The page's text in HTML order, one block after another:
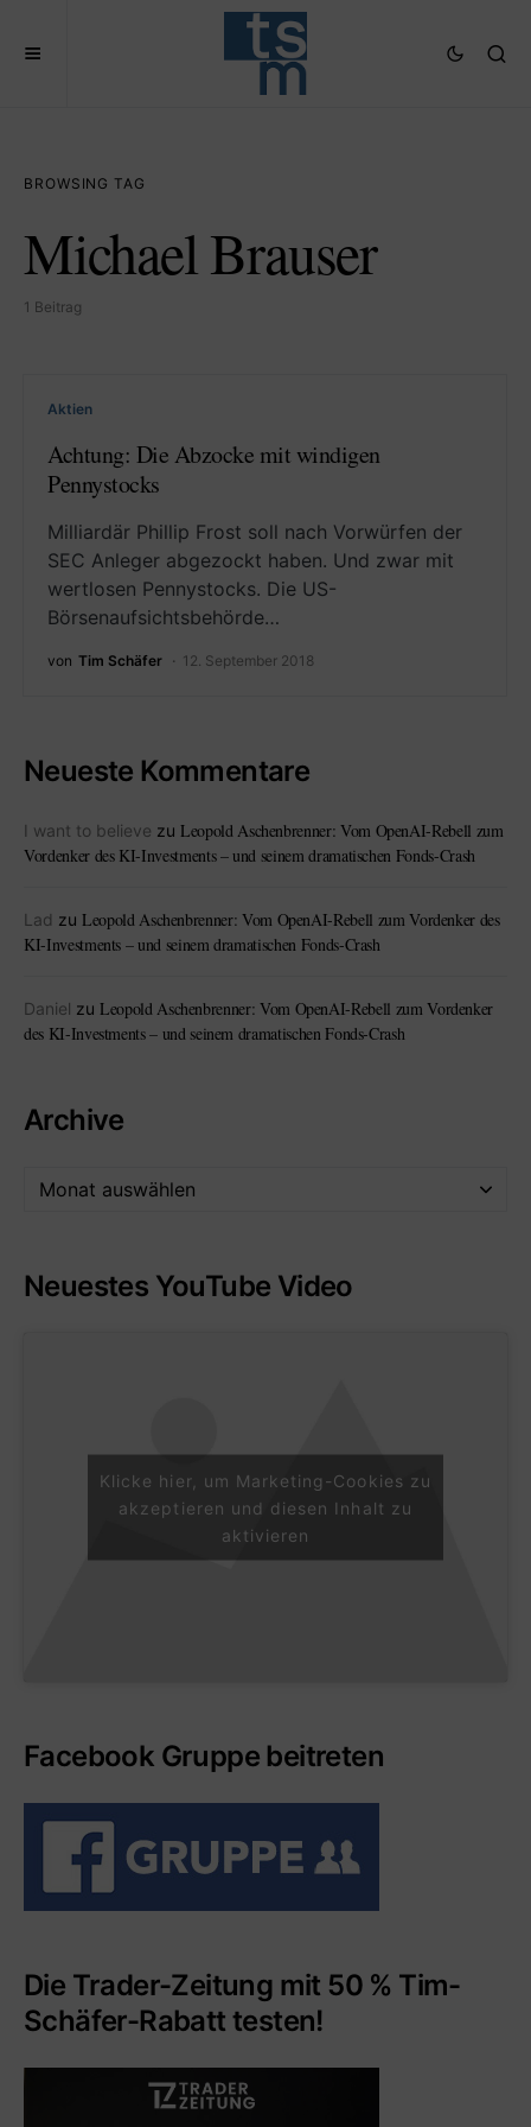
BROWSING TAG
Michael Brauser
1 Beitrag
Aktien
Achtung: Die Abzocke mit windigen
Pennystocks
Milliardär Phillip Frost soll nach Vorwürfen der
SEC Anleger abgezockt haben. Und zwar mit
wertlosen Pennystocks. Die US-
Börsenaufsichtsbehörde…
von Tim Schäfer 12. September 2018
Neueste Kommentare
I want to believe zu Leopold Aschenbrenner: Vom OpenAI-Rebell zum
Vordenker des KI-Investments – und seinem dramatischen Fonds-Crash
Lad zu Leopold Aschenbrenner: Vom OpenAI-Rebell zum Vordenker des
KI-Investments – und seinem dramatischen Fonds-Crash
Daniel zu Leopold Aschenbrenner: Vom OpenAI-Rebell zum Vordenker
des KI-Investments – und seinem dramatischen Fonds-Crash
Archive
Neuestes YouTube Video
Klicke hier, um Marketing-Cookies zu
akzeptieren und diesen Inhalt zu
aktivieren
Facebook Gruppe beitreten
Die Trader-Zeitung mit 50 % Tim-
Schäfer-Rabatt testen!